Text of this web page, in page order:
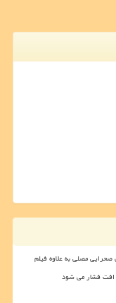
فشار می شود